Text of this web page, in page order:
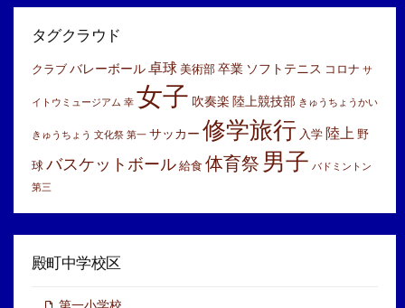
イ
タグクラウド
クラブ バレーボール卓球 美術部 卒業 ソフトテニス コロナ サ
イトウミュージアム 幸 女子 吹奏楽 陸上競技部 きゅうちょうかい
きゅうちょう 文化祭 第一 サッカー 修学旅行 入学 陸上 野
球 バスケットボール 給食 体育祭 男子 バドミントン
第三
殿町中学校区